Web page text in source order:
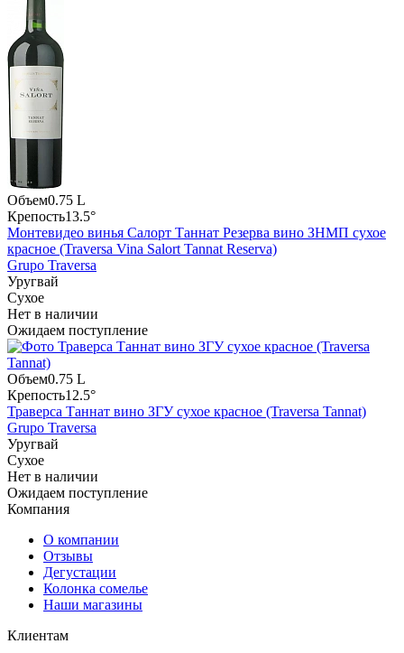
Объем0.75 L
Крепость13.5°
Монтевидео винья Салорт Таннат Резерва вино ЗНМП сухое
красное (Traversa Vina Salort Tannat Reserva)
Grupo Traversa
Уругвай
Сухое
Нет в наличии
Ожидаем поступление
Объем0.75 L
Крепость12.5°
Траверса Таннат вино ЗГУ сухое красное (Traversa Tannat)
Grupo Traversa
Уругвай
Сухое
Нет в наличии
Ожидаем поступление
Компания
О компании
Отзывы
Дегустации
Колонка сомелье
Наши магазины
Клиентам